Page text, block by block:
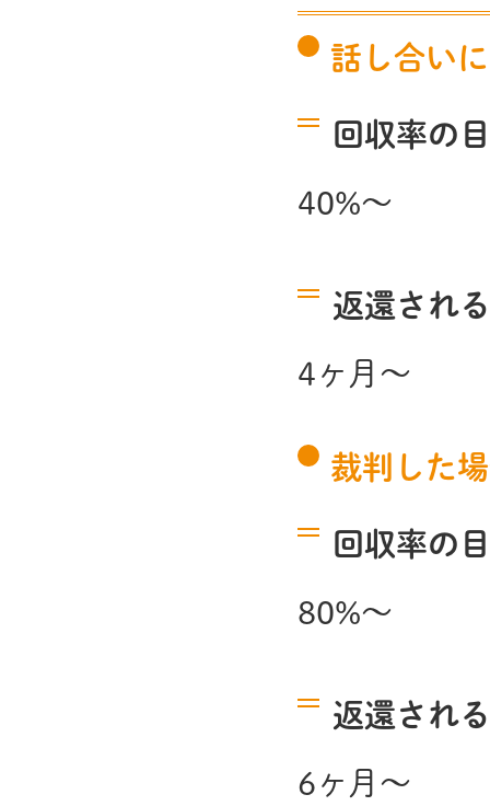
話し合い
回収率の
40%～
返還され
4ヶ月～
裁判した
回収率の
80%～
返還され
6ヶ月～